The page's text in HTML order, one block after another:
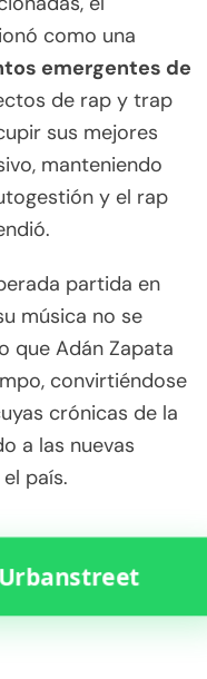
como una
emergentes de
de rap y trap
sus mejores
manteniendo
y el rap
partida en
música no se
que Adán Zapata
convirtiéndose
crónicas de la
a las nuevas
país.